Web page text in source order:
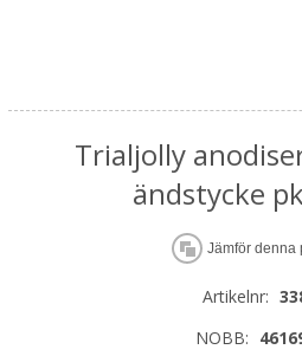
Trialjolly
ändstycke
Jämför denna
Artikelnr:
NOBB: